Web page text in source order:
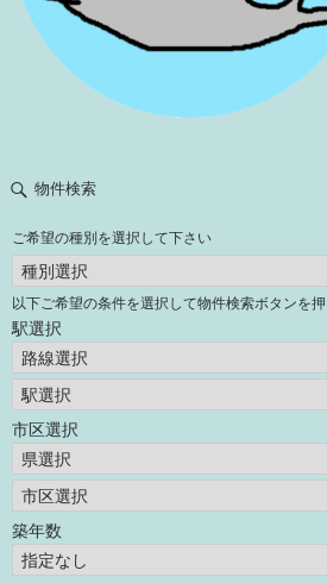
物件検索
ご希望の種別を選択して下さい
以下ご希望の条件を選択して物件検索ボタンを
駅選択
市区選択
築年数